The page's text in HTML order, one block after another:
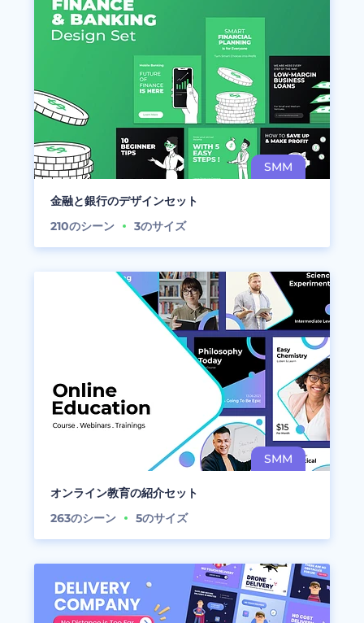
金融と銀行のデザインセット
210のシーン 3のサイズ
オンライン教育の紹介セット
263のシーン 5のサイズ